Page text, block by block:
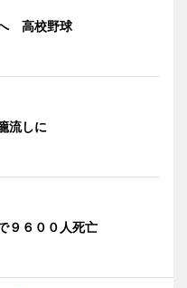
高校野球
流しに
９６００人死亡